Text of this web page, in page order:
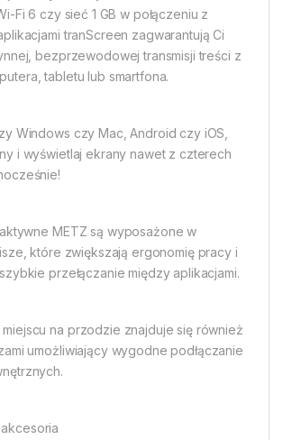
Fi 6 czy sieć 1 GB w połączeniu z
tranScreen zagwarantują Ci
bezprzewodowej transmisji treści z
tabletu lub smartfona.
Windows czy Mac, Android czy iOS,
i wyświetlaj ekrany nawet z czterech
METZ są wyposażone w
które zwiększają ergonomię pracy i
przełączanie między aplikacjami.
na przodzie znajduje się również
umożliwiający wygodne podłączanie